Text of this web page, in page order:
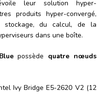
leur solution hyper-
produits hyper-convergé,
du calcul, de la
dans une boîte.
possède quatre nœuds
Ivy Bridge E5-2620 V2 (12